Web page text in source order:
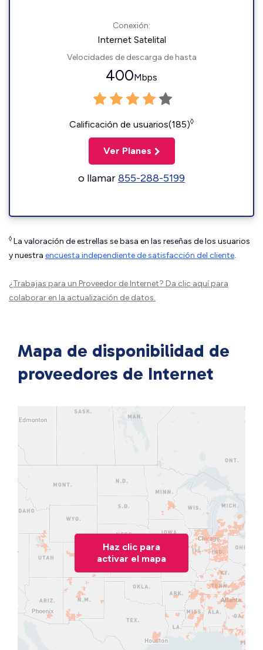
Conexión:
Internet Satelital
Velocidades de descarga de hasta
400Mbps
Calificación de usuarios(185)◊
Ver Planes
o llamar855-288-5199
◊ La valoración de estrellas se basa en las reseñas de los usuarios
y nuestra encuesta independiente de satisfacción del cliente.
¿Trabajas para un Proveedor de Internet? Da clic aquípara
colaborar en la actualización de datos.
Mapa de disponibilidad de
proveedores de Internet
Haz clic para
activar el mapa